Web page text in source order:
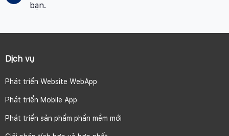
bạn.
Dịch vụ
Phát triển Website WebApp
Phát triển Mobile App
Phát triển sản phẩm phần mềm mới